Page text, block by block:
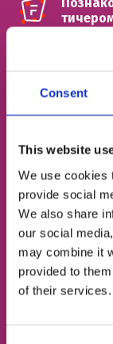
Consent
This website
We use cookies
provide social
We also share
our social
may combine it
provided to
of their services.
ЭЛЕКТРОННАЯ
Согласен с